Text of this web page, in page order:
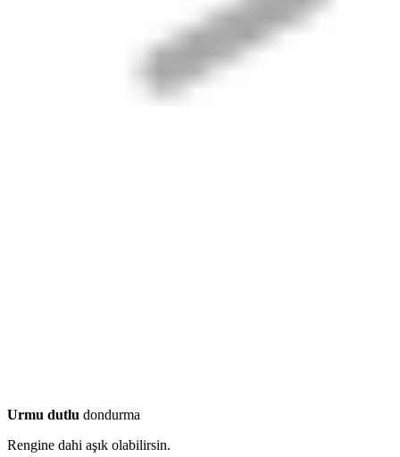
Urmu dutlu dondurma
Rengine dahi aşık olabilirsin.